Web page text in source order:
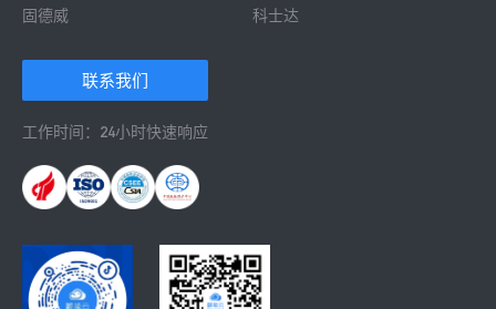
固德威
科士达
工作时间：24小时快速响应